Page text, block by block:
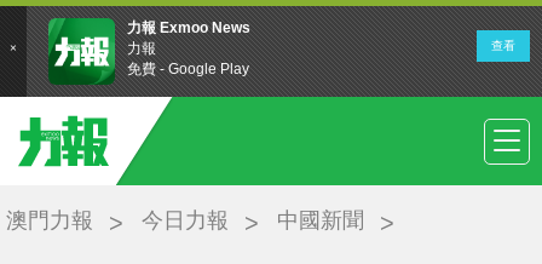
澳門力報 今日力報 中國新聞